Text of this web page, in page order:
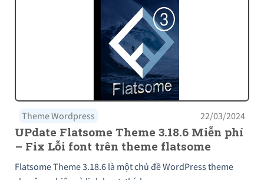
Theme Wordpress 22/03/2024
UPdate Flatsome Theme 3.18.6 Miễn phí
– Fix Lỗi font trên theme flatsome
Flatsome Theme 3.18.6 là một chủ đề WordPress theme